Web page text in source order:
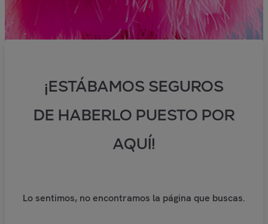
¡ESTÁBAMOS SEGUROS
DE HABERLO PUESTO POR
AQUÍ!
Lo sentimos, no encontramos la página que buscas.